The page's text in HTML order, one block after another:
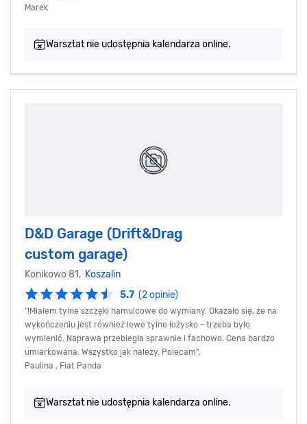
Marek
Warsztat nie udostępnia kalendarza online.
D&D Garage (Drift&Drag
custom garage)
Konikowo 81, Koszalin
5.7 (2 opinie)
"!Miałem tylne szczęki hamulcowe do wymiany. Okazało się, że na
wykończeniu jest również lewe tylne łożysko - trzeba było
wymienić. Naprawa przebiegła sprawnie i fachowo. Cena bardzo
umiarkowana. Wszystko jak należy. Polecam",
Paulina , Fiat Panda
Warsztat nie udostępnia kalendarza online.